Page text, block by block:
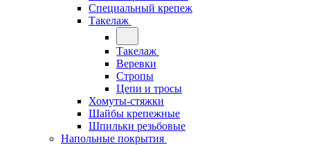
Специальный крепеж
Такелаж
Такелаж
Веревки
Стропы
Цепи и тросы
Хомуты-стяжки
Шайбы крепежные
Шпильки резьбовые
Напольные покрытия